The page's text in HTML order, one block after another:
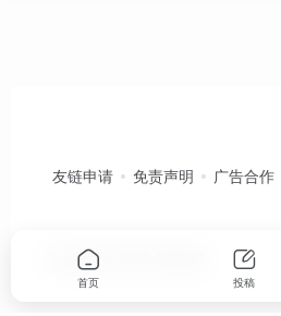
友链申请 免责声明 广告合作
Copyright © 2026
首页 投稿